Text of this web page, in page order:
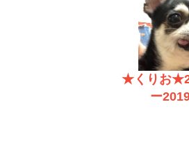
★くりお
ー